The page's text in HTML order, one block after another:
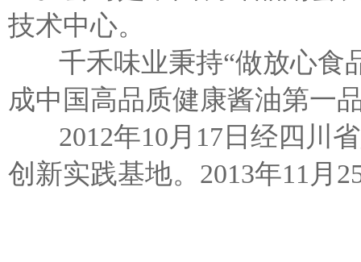
技术中心。
千禾味业秉持“做放心食品
成中国高品质健康酱油第一
2012年10月17日经四川省
创新实践基地。2013年11月